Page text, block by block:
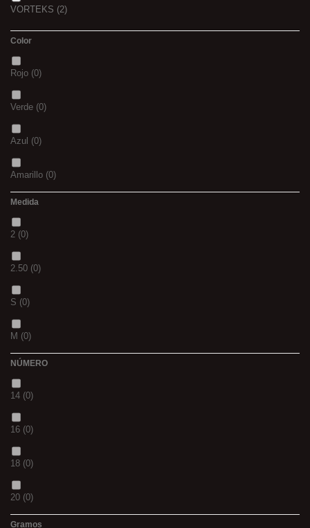
VORTEKS (2)
Color
Rojo (0)
Verde (0)
Azul (0)
Amarillo (0)
(0)
(0)
BLACK & RED
PANTHER
36(0)
P(0)
14(0)
42(0)
23(0)
Medida
2 (0)
2.50 (0)
S (0)
M (0)
20MM
3 M (0)
(0)
(0)
NÚMERO
14 (0)
16 (0)
18 (0)
20 (0)
Gramos